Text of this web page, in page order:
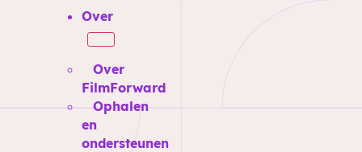
Over
Over
FilmForward
Ophalen
en
ondersteunen